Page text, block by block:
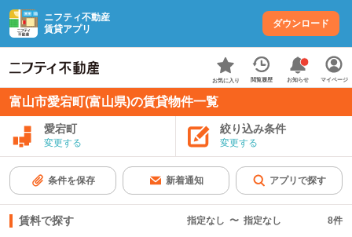
ニフティ不動産
賃貸アプリ
ダウンロード
お気に入り 閲覧履歴 お知らせ マイページ
富山市愛宕町(富山県)の賃貸物件一覧
愛宕町
変更する
絞り込み条件
変更する
条件を保存 新着通知 アプリで探す
賃料で探す 指定なし 〜 指定なし 8件